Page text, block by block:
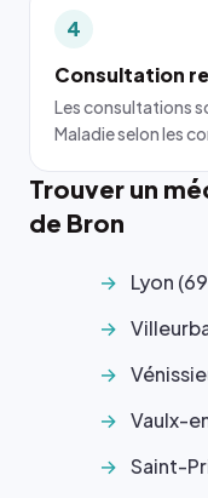
4
Consultation
Les consultations
Maladie selon les
Trouver un
de Bron
Lyon
Vaulx-
Saint-